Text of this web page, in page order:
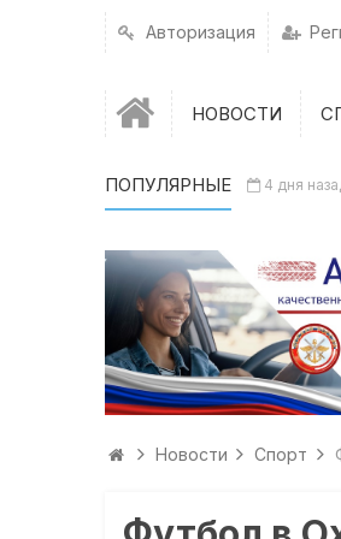
Авторизация
НОВОСТИ
ПОПУЛЯРНЫЕ 4 дня
Новости Спорт